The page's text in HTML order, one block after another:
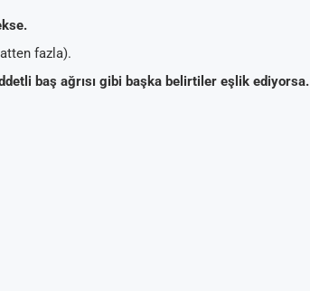
fazla).
baş ağrısı gibi başka belirtiler eşlik ediyorsa.